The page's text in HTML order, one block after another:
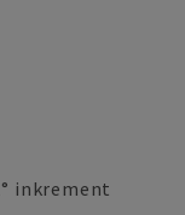
inkrement